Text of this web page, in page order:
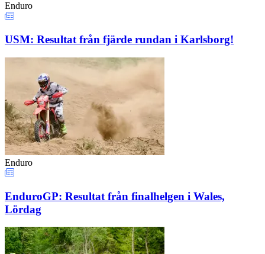
Enduro
USM: Resultat från fjärde rundan i Karlsborg!
Enduro
EnduroGP: Resultat från finalhelgen i Wales,
Lördag